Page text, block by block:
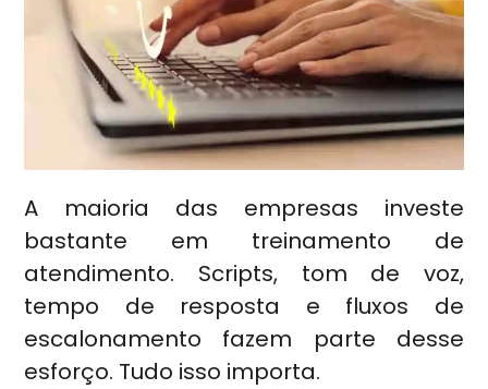
A maioria das empresas investe
bastante em treinamento de
atendimento. Scripts, tom de voz,
tempo de resposta e fluxos de
escalonamento fazem parte desse
esforço. Tudo isso importa.